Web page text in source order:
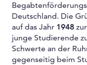
Deutschland. Die
auf das Jahr 1948
junge Studierende
Schwerte an der
gegenseitig beim